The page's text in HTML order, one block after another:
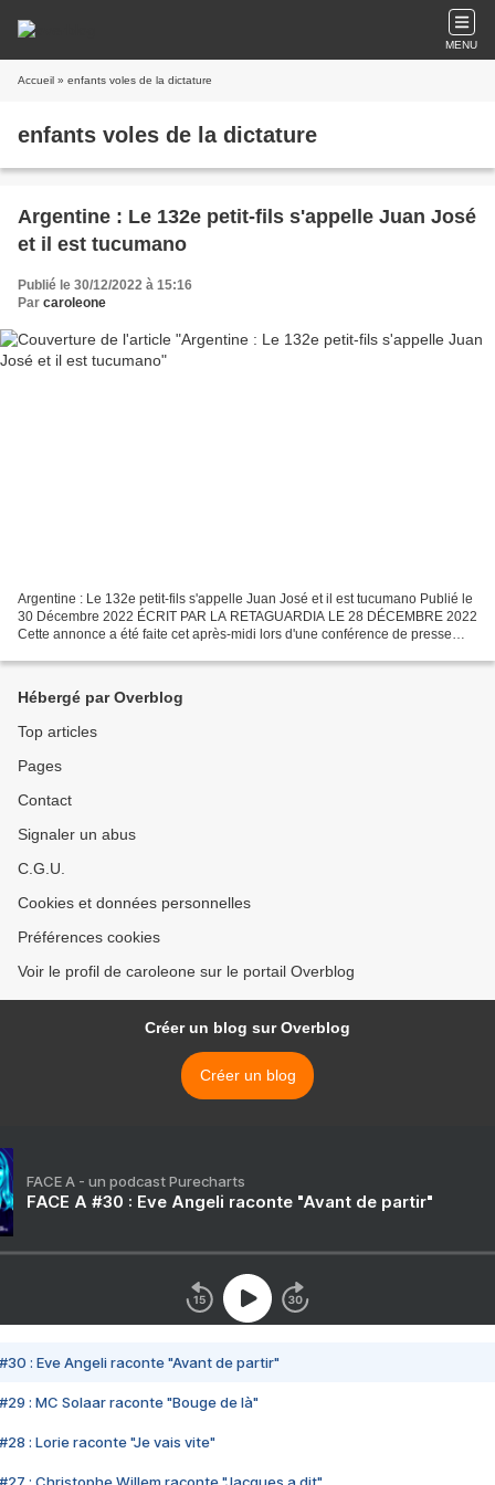
MENU
Accueil » enfants voles de la dictature
enfants voles de la dictature
Argentine : Le 132e petit-fils s'appelle Juan José
et il est tucumano
Publié le 30/12/2022 à 15:16
Par caroleone
Argentine : Le 132e petit-fils s'appelle Juan José et il est tucumano Publié le
30 Décembre 2022 ÉCRIT PAR LA RETAGUARDIA LE 28 DÉCEMBRE 2022
Cette annonce a été faite cet après-midi lors d'une conférence de presse
Hébergé par Overblog
Top articles
Pages
Contact
Signaler un abus
C.G.U.
Cookies et données personnelles
Préférences cookies
Voir le profil de caroleone sur le portail Overblog
Créer un blog sur Overblog
Créer un blog
FACE A - un podcast Purecharts
FACE A #30 : Eve Angeli raconte "Avant de partir"
#30 : Eve Angeli raconte "Avant de partir"
#29 : MC Solaar raconte "Bouge de là"
#28 : Lorie raconte "Je vais vite"